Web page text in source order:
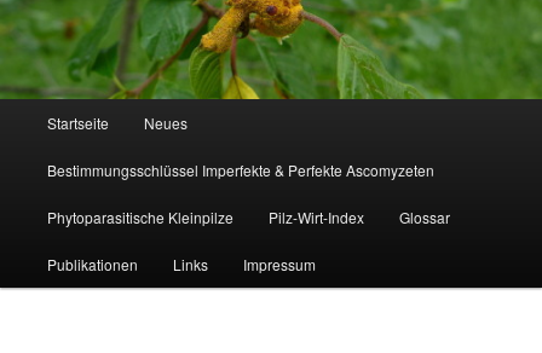
Startseite Neues
Bestimmungsschlüssel Imperfekte & Perfekte Ascomyzeten
Phytoparasitische Kleinpilze Pilz-Wirt-Index Glossar
Publikationen Links Impressum